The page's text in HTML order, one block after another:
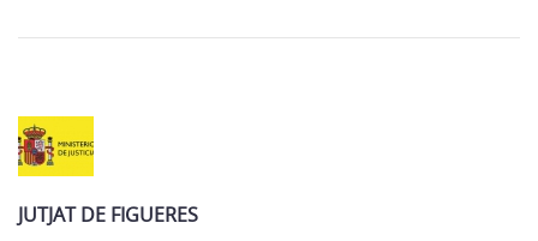
JUTJAT DE FIGUERES